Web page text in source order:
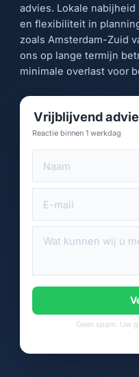
advies. Lokale
en flexibiliteit in
zoals Amsterdam-Zuid
ons op lange termijn
minimale overlast voor
Vrijblijvend
Reactie binnen 1 werkdag
Geen spam. Uw